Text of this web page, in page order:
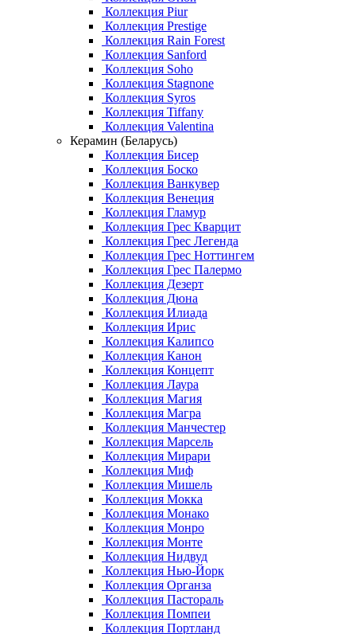
Коллекция Piur
Коллекция Prestige
Коллекция Rain Forest
Коллекция Sanford
Коллекция Soho
Коллекция Stagnone
Коллекция Syros
Коллекция Tiffany
Коллекция Valentina
Керамин (Беларусь)
Коллекция Бисер
Коллекция Боско
Коллекция Ванкувер
Коллекция Венеция
Коллекция Гламур
Коллекция Грес Кварцит
Коллекция Грес Легенда
Коллекция Грес Ноттингем
Коллекция Грес Палермо
Коллекция Дезерт
Коллекция Дюна
Коллекция Илиада
Коллекция Ирис
Коллекция Калипсо
Коллекция Канон
Коллекция Концепт
Коллекция Лаура
Коллекция Магия
Коллекция Магра
Коллекция Манчестер
Коллекция Марсель
Коллекция Мирари
Коллекция Миф
Коллекция Мишель
Коллекция Мокка
Коллекция Монако
Коллекция Монро
Коллекция Монте
Коллекция Нидвуд
Коллекция Нью-Йорк
Коллекция Органза
Коллекция Пастораль
Коллекция Помпеи
Коллекция Портланд